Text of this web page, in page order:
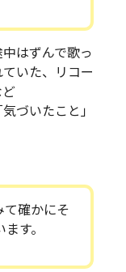
はずんで歌っ
いた、リコー
づいたこと」
て確かにそ
す。